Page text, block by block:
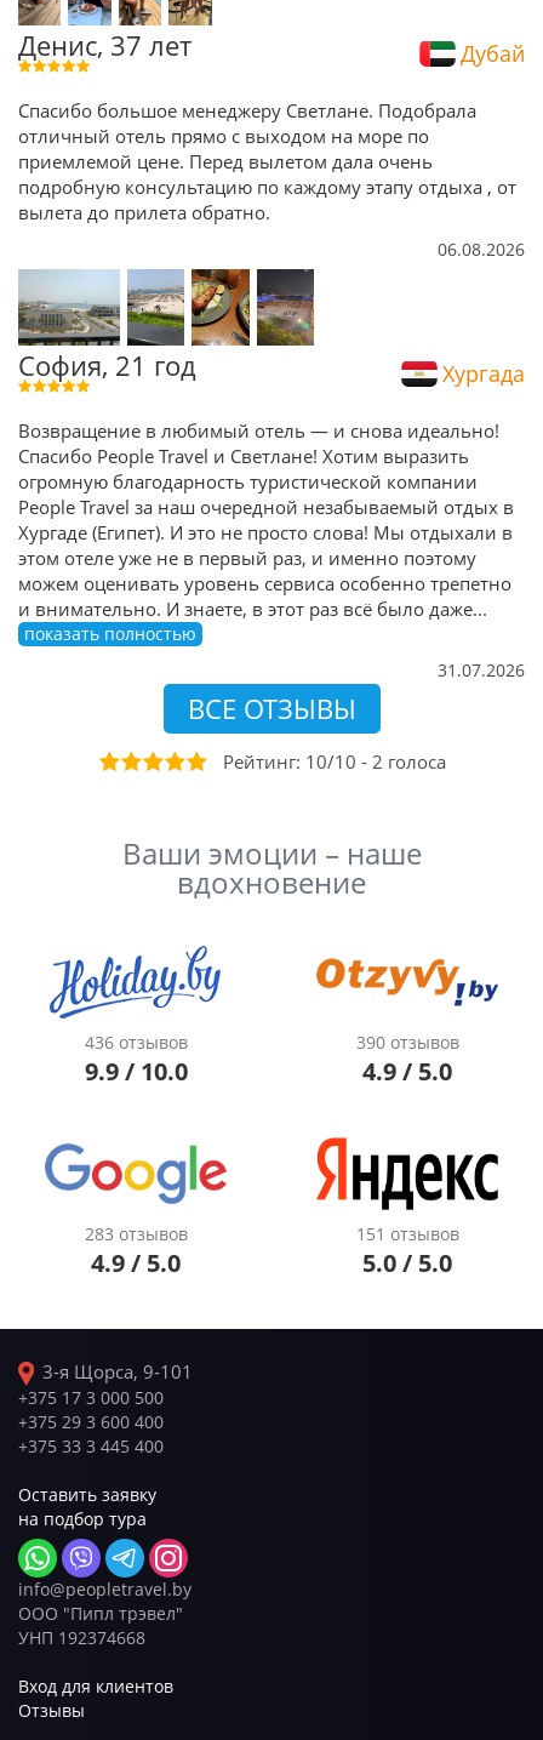
Денис, 37 лет Дубай
Спасибо большое менеджеру Светлане. Подобрала
отличный отель прямо с выходом на море по
приемлемой цене. Перед вылетом дала очень
подробную консультацию по каждому этапу отдыха , от
вылета до прилета обратно.
06.08.2026
София, 21 год Хургада
Возвращение в любимый отель — и снова идеально!
Спасибо People Travel и Светлане! Хотим выразить
огромную благодарность туристической компании
People Travel за наш очередной незабываемый отдых в
Хургаде (Египет). И это не просто слова! Мы отдыхали в
этом отеле уже не в первый раз, и именно поэтому
можем оценивать уровень сервиса особенно трепетно
и внимательно. И знаете, в этот раз всё было даже...
показать полностью
31.07.2026
ВСЕ ОТЗЫВЫ
Рейтинг: 10/10 - 2 голоса
Ваши эмоции – наше
вдохновение
436 отзывов
9.9 / 10.0
390 отзывов
4.9 / 5.0
283 отзывов
4.9 / 5.0
151 отзывов
5.0 / 5.0
3-я Щорса, 9-101
+375 17 3 000 500
+375 29 3 600 400
+375 33 3 445 400
Оставить заявку
на подбор тура
info@peopletravel.by
ООО "Пипл трэвел"
УНП 192374668
Вход для клиентов
Отзывы